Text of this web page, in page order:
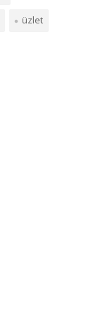
üzlet